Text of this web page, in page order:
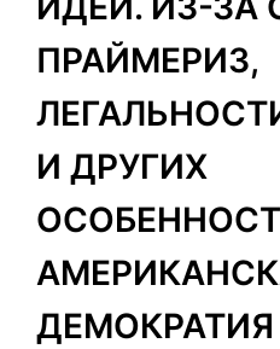
ПРАЙМЕРИЗ,
И ДРУГИХ